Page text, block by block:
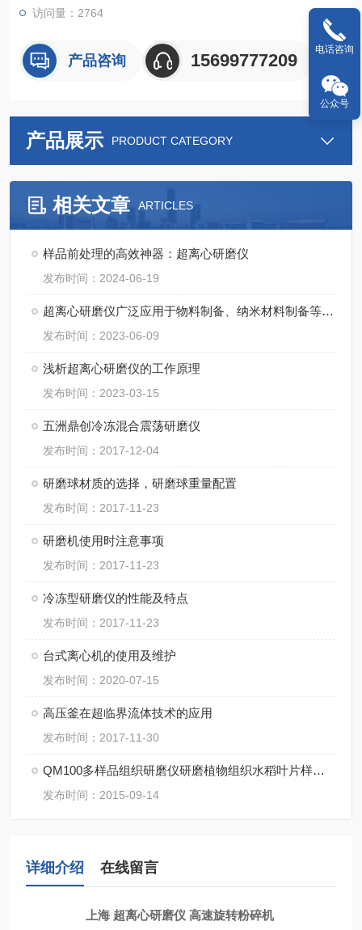
访问量：2764
产品咨询 15699777209
产品展示 PRODUCT CATEGORY
相关文章 ARTICLES
样品前处理的高效神器：超离心研磨仪
发布时间：2024-06-19
超离心研磨仪广泛应用于物料制备、纳米材料制备等领域
发布时间：2023-06-09
浅析超离心研磨仪的工作原理
发布时间：2023-03-15
五洲鼎创冷冻混合震荡研磨仪
发布时间：2017-12-04
研磨球材质的选择，研磨球重量配置
发布时间：2017-11-23
研磨机使用时注意事项
发布时间：2017-11-23
冷冻型研磨仪的性能及特点
发布时间：2017-11-23
台式离心机的使用及维护
发布时间：2020-07-15
高压釜在超临界流体技术的应用
发布时间：2017-11-30
QM100多样品组织研磨仪研磨植物组织水稻叶片样品方法
发布时间：2015-09-14
详细介绍 在线留言
上海 超离心研磨仪 高速旋转粉碎机
电话咨询
公众号